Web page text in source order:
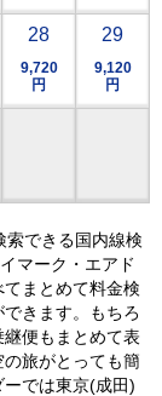
28
9,720
円
29
9,120
円
索できる国内線検
マーク・エアド
まとめて料金検
きます。もちろ
便もまとめて表
旅がとっても簡
では東京(成田)